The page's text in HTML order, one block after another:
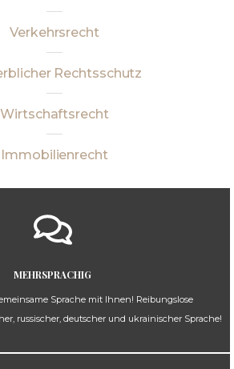
Verkehrsrecht
Rechtsschutz
Wirtschaftsrecht
Immobilienrecht
MEHRSPRACHIG
Sprache mit Ihnen! Reibungslose
russischer, deutscher und ukrainischer Sprache!